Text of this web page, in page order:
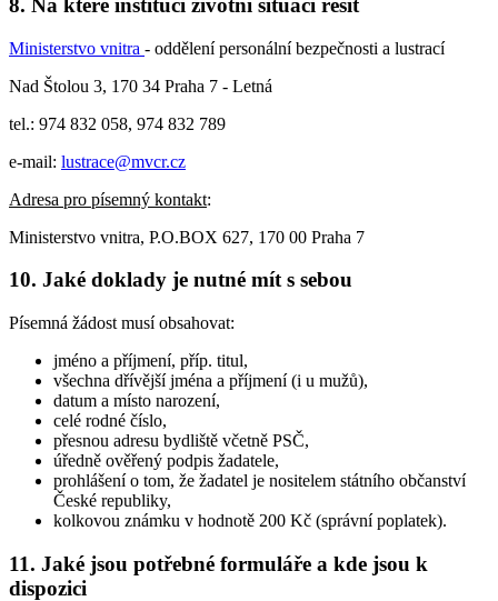
8. Na které instituci životní situaci řešit
Ministerstvo vnitra - oddělení personální bezpečnosti a lustrací
Nad Štolou 3, 170 34 Praha 7 - Letná
tel.: 974 832 058, 974 832 789
e-mail: lustrace@mvcr.cz
Adresa pro písemný kontakt:
Ministerstvo vnitra, P.O.BOX 627, 170 00 Praha 7
10. Jaké doklady je nutné mít s sebou
Písemná žádost musí obsahovat:
jméno a příjmení, příp. titul,
všechna dřívější jména a příjmení (i u mužů),
datum a místo narození,
celé rodné číslo,
přesnou adresu bydliště včetně PSČ,
úředně ověřený podpis žadatele,
prohlášení o tom, že žadatel je nositelem státního občanství
České republiky,
kolkovou známku v hodnotě 200 Kč (správní poplatek).
11. Jaké jsou potřebné formuláře a kde jsou k
dispozici